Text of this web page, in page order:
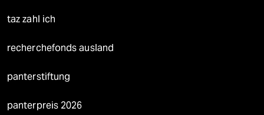
taz zahl ich
recherchefonds ausland
panterstiftung
panterpreis 2026